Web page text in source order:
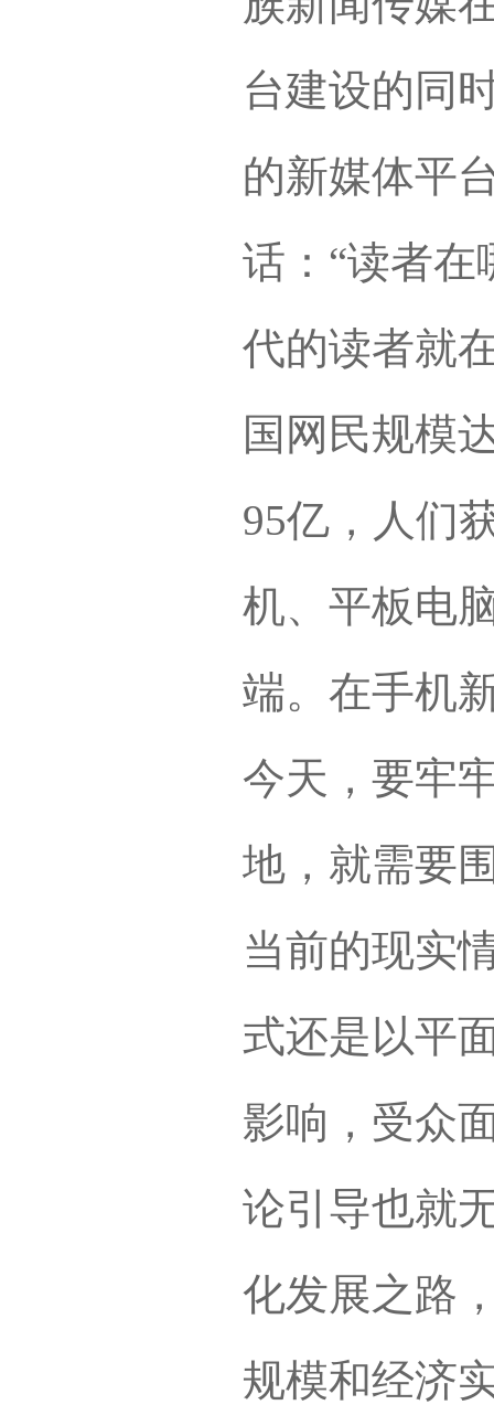
台建设的同
的新媒体平
话：“读者在
代的读者就
国网民规模
95亿，人们
机、平板电
端。在手机
今天，要牢
地，就需要
当前的现实
式还是以平
影响，受众
论引导也就
化发展之路
规模和经济